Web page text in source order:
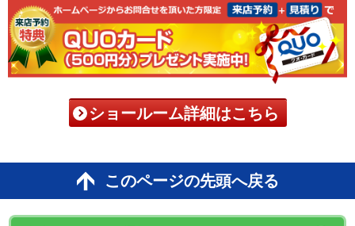
ショールーム詳細はこちら
このページの先頭へ戻る